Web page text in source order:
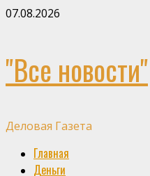
Skip
07.08.2026
"Все новости"
Деловая Газета
Primary
Menu
Главная
Деньги